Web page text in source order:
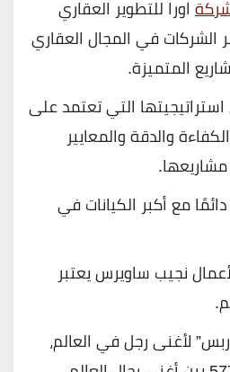
اورا للتطوير العقاري
الشركات في المجال العقاري
المتميزة.
التي تعتمد على
والدقة والمعايير
مع أكبر الكيانات في
نجيب ساويرس يعتبر
لأغنى رجل في العالم،